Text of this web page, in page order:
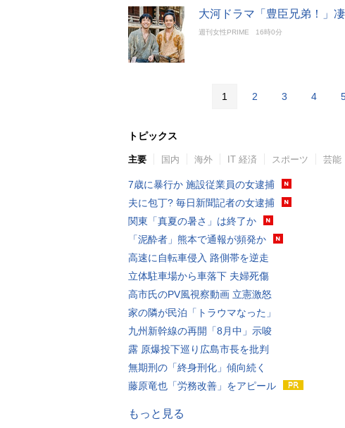
大河ドラマ「豊臣兄弟！」
週刊女性PRIME 16時0分
1 2 3 4
トピックス
主要 国内 海外 IT 経済 スポーツ 芸能
7歳に暴行か 施設従業員の女逮捕
夫に包丁? 毎日新聞記者の女逮捕
関東「真夏の暑さ」は終了か
「泥酔者」熊本で通報が頻発か
高速に自転車侵入 路側帯を逆走
立体駐車場から車落下 夫婦死傷
高市氏のPV風視察動画 立憲激怒
家の隣が民泊「トラウマなった」
九州新幹線の再開「8月中」示唆
露 原爆投下巡り広島市長を批判
無期刑の「終身刑化」傾向続く
藤原竜也「労務改善」をアピール
もっと見る